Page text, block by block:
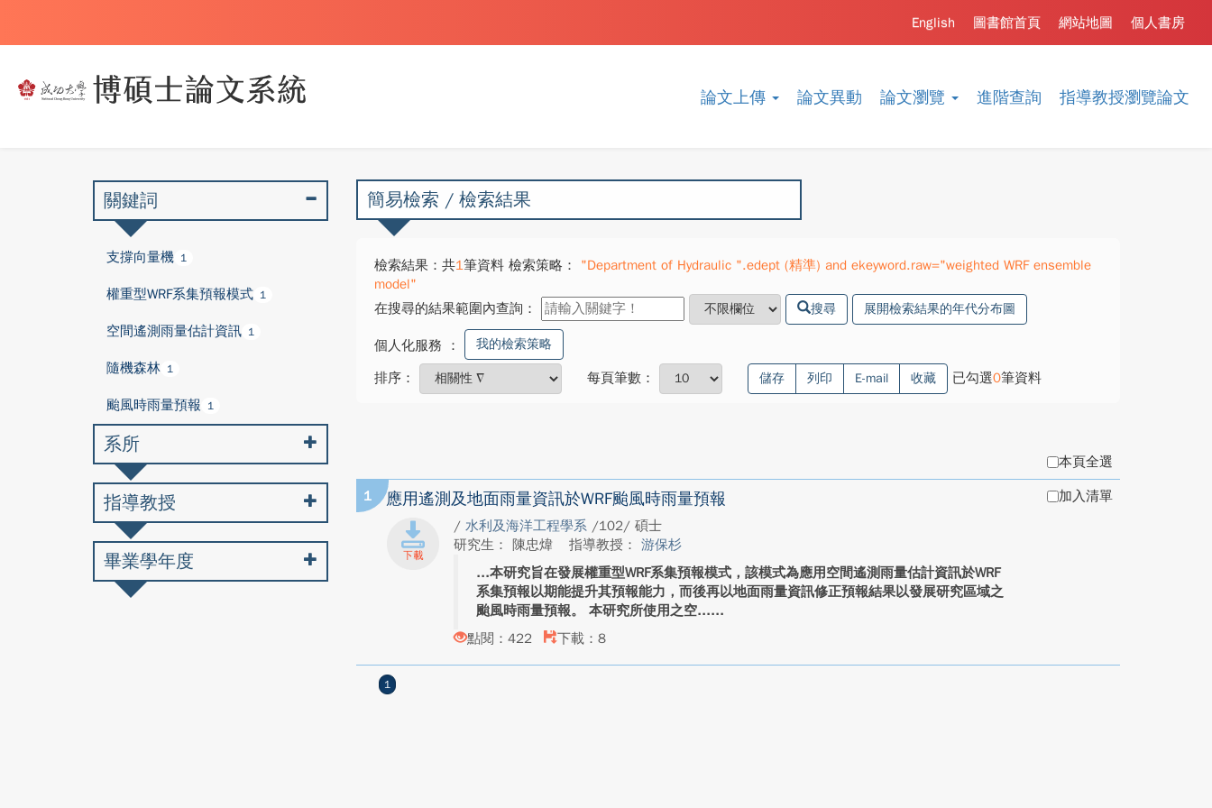
論文上傳 論文異動 論文瀏覽 進階查詢 指導教授瀏覽論文
個人書房
網站地圖
圖書館首頁
English
簡易檢索 / 檢索結果
檢索結果：共1筆資料 檢索策略：
"Department of Hydraulic ".edept (精準) and ekeyword.raw="weighted WRF ensemble
model"
在搜尋的結果範圍內查詢：
搜尋 展開檢索結果的年代分布圖
個人化服務 ： 我的檢索策略
排序： 每頁筆數： 儲存 列印 E-mail 收藏 已勾選0筆資料
本頁全選
1 應用遙測及地面雨量資訊於WRF颱風時雨量預報
/ 水利及海洋工程學系 /102/ 碩士
研究生： 陳忠煒
指導教授： 游保杉
本研究旨在發展權重型WRF系集預報模式，該模式為應用空間遙測雨量估計資訊於WRF
系集預報以期能提升其預報能力，而後再以地面雨量資訊修正預報結果以發展研究區域之
颱風時雨量預報。 本研究所使用之空...
點閱：422
下載：8
加入清單
1
關鍵詞
支撐向量機 1
權重型WRF系集預報模式 1
空間遙測雨量估計資訊 1
隨機森林 1
颱風時雨量預報 1
系所
指導教授
畢業學年度